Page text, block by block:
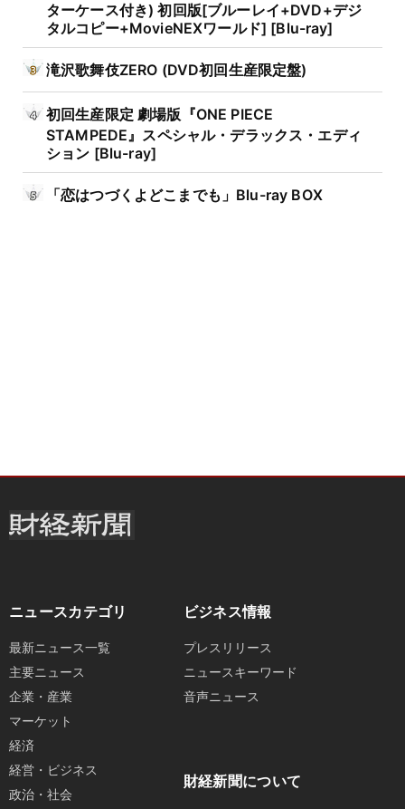
ターケース付き) 初回版[ブルーレイ+DVD+デジ
タルコピー+MovieNEXワールド] [Blu-ray]
滝沢歌舞伎ZERO (DVD初回生産限定盤)
初回生産限定 劇場版『ONE PIECE
STAMPEDE』スペシャル・デラックス・エディ
ション [Blu-ray]
「恋はつづくよどこまでも」Blu-ray BOX
ニュースカテゴリ
最新ニュース一覧
主要ニュース
企業・産業
マーケット
経済
経営・ビジネス
政治・社会
ビジネス情報
プレスリリース
ニュースキーワード
音声ニュース
財経新聞について